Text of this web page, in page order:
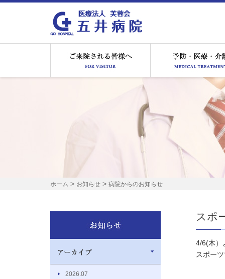
ホーム > お知らせ > 病院からのお知らせ
2026.07
スポ
4/6(木）
スポー